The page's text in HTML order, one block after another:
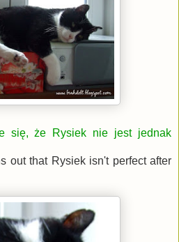
się, że Rysiek nie jest jednak
out that Rysiek isn't perfect after